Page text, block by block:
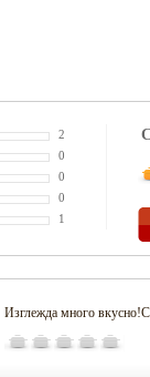
2
0
0
0
1
Изглежда много